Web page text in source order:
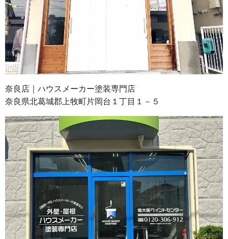
奈良店｜ハウスメーカー塗装専門店
奈良県北葛城郡上牧町片岡台１丁目１－５